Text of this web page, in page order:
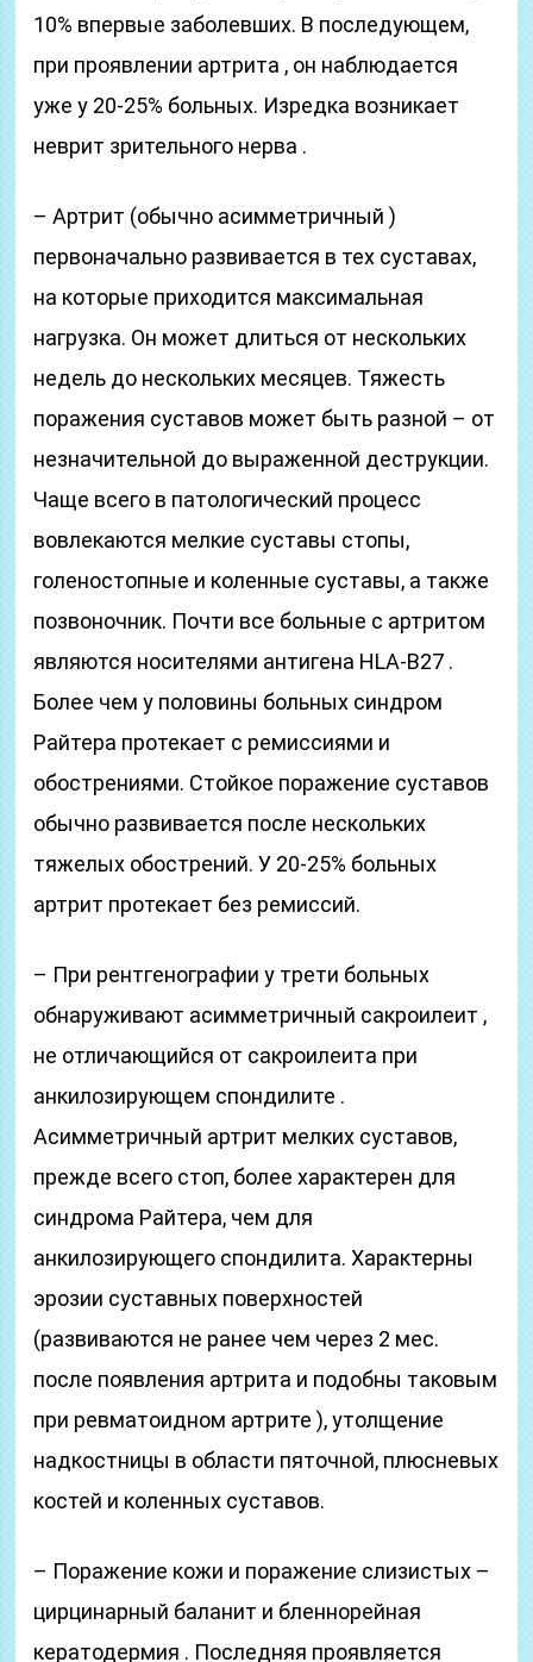
10% впервые заболевших. В последующем,
при проявлении артрита , он наблюдается
уже у 20-25% больных. Изредка возникает
неврит зрительного нерва .
– Артрит (обычно асимметричный )
первоначально развивается в тех суставах,
на которые приходится максимальная
нагрузка. Он может длиться от нескольких
недель до нескольких месяцев. Тяжесть
поражения суставов может быть разной – от
незначительной до выраженной деструкции.
Чаще всего в патологический процесс
вовлекаются мелкие суставы стопы,
голеностопные и коленные суставы, а также
позвоночник. Почти все больные с артритом
являются носителями антигена HLA-В27 .
Более чем у половины больных синдром
Райтера протекает с ремиссиями и
обострениями. Стойкое поражение суставов
обычно развивается после нескольких
тяжелых обострений. У 20-25% больных
артрит протекает без ремиссий.
– При рентгенографии у трети больных
обнаруживают асимметричный сакроилеит ,
не отличающийся от сакроилеита при
анкилозирующем спондилите .
Асимметричный артрит мелких суставов,
прежде всего стоп, более характерен для
синдрома Райтера, чем для
анкилозирующего спондилита. Характерны
эрозии суставных поверхностей
(развиваются не ранее чем через 2 мес.
после появления артрита и подобны таковым
при ревматоидном артрите ), утолщение
надкостницы в области пяточной, плюсневых
костей и коленных суставов.
– Поражение кожи и поражение слизистых –
цирцинарный баланит и бленнорейная
кератодермия . Последняя проявляется